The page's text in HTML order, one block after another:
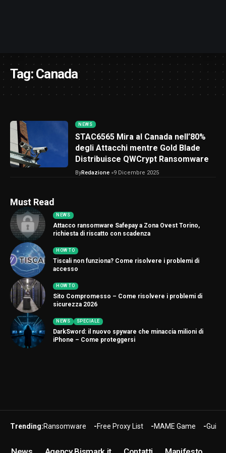
Tag:Canada
NEWS
STAC6565 Mira al Canada nell’80%
degli Attacchi mentre Gold Blade
Distribuisce QWCrypt Ransomware
ByRedazione 9 Dicembre 2025
Must Read
NEWS
Attacco ransomware Safepay a Zona Ovest Torino,
richiesta di riscatto con scadenza
HOW TO
Tiscali non funziona? Come risolvere i problemi di
accesso
HOW TO
Sito Compromesso – Come risolvere i problemi di
sicurezza 2026
NEWS SPECIALE
DarkSword: il nuovo spyware che minaccia milioni di
iPhone – Come proteggersi
Trending:Ransomware Free Proxy List MAME Game Guide